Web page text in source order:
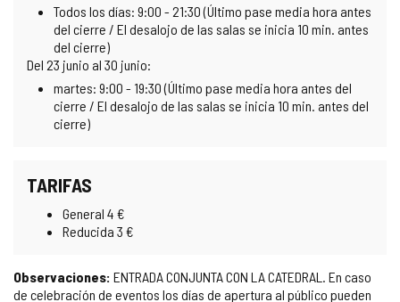
Todos los días: 9:00 - 21:30 (Último pase media hora antes
del cierre / El desalojo de las salas se inicia 10 min. antes
del cierre)
Del 23 junio al 30 junio:
martes: 9:00 - 19:30 (Último pase media hora antes del
cierre / El desalojo de las salas se inicia 10 min. antes del
cierre)
TARIFAS
General 4 €
Reducida 3 €
Observaciones: ENTRADA CONJUNTA CON LA CATEDRAL. En caso
de celebración de eventos los días de apertura al público pueden